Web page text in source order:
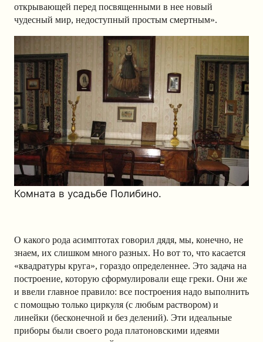
открывающей перед посвященными в нее новый
чудесный мир, недоступный простым смертным».
Комната в усадьбе Полибино.
О какого рода асимптотах говорил дядя, мы, конечно, не
знаем, их слишком много разных. Но вот то, что касается
«квадратуры круга», гораздо определеннее. Это задача на
построение, которую сформулировали еще греки. Они же
и ввели главное правило: все построения надо выполнить
с помощью только циркуля (с любым раствором) и
линейки (бесконечной и без делений). Эти идеальные
приборы были своего рода платоновскими идеями